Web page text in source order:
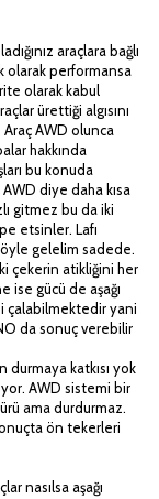
araçlara bağlı
olarak performansa
olarak kabul
ürettiği algısını
AWD olunca
hakkında
bu konuda
diye daha kısa
gitmez bu da iki
etsinler. Lafı
öyle gelelim sadede.
çekerin atikliğini her
ise gücü de aşağı
çalabilmektedir yani
da sonuç verebilir
durmaya katkısı yok
AWD sistemi bir
ama durdurmaz.
ön tekerleri
nasılsa aşağı